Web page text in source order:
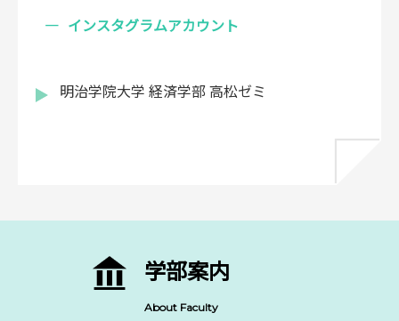
インスタグラムアカウント
明治学院大学 経済学部 高松ゼミ
学部案内
About Faculty